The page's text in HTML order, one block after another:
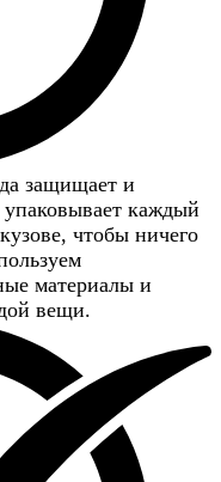
защищает и
упаковывает каждый
чтобы ничего
материалы и
вещи.